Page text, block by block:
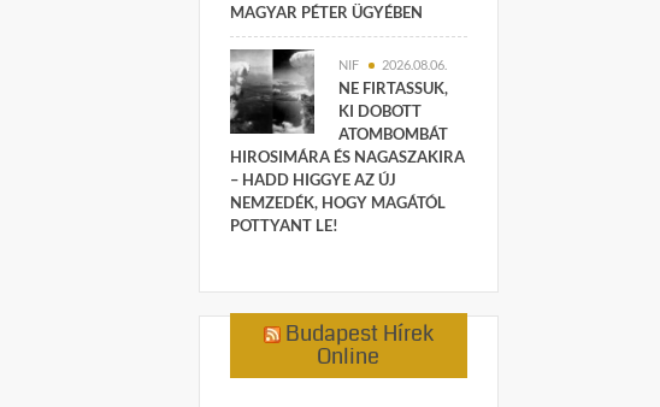
MAGYAR PÉTER ÜGYÉBEN
NIF 2026.08.06.
NE FIRTASSUK,
KI DOBOTT
ATOMBOMBÁT
HIROSIMÁRA ÉS NAGASZAKIRA
– HADD HIGGYE AZ ÚJ
NEMZEDÉK, HOGY MAGÁTÓL
POTTYANT LE!
Budapest Hírek
Online